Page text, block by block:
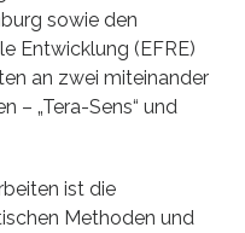
sowie den
Entwicklung (EFRE)
an zwei miteinander
– „Tera-Sens“ und
ist die
Methoden und